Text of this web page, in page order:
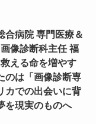
病院 専門医療＆
像診断科主任 福
える命を増やす
のは「画像診断専
カでの出会いに背
を現実のものへ